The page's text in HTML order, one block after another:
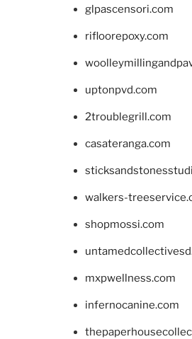
glpascensori.com
rifloorepoxy.com
uptonpvd.com
2troublegrill.com
casateranga.com
walkers-
shopmossi.com
mxpwellness.com
infernocanine.com